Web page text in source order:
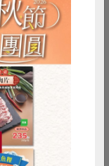
減硝酸鹽